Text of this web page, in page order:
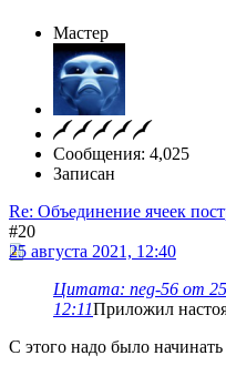
Мастер
Сообщения: 4,025
Записан
Re: Объединение ячеек
#20
25 августа 2021, 12:40
Цитата: neg-56 от 25
12:11Приложил
С этого надо было начинать